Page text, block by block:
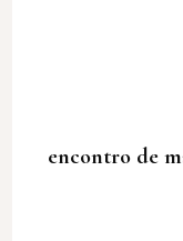
encontro de